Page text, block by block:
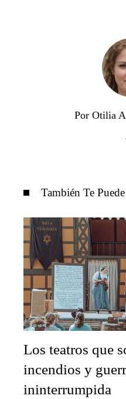
Por Otilia
También Te
Los teatros que
incendios y
ininterrumpida